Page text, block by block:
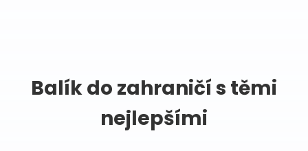
Balík do zahraničí s těmi
nejlepšími